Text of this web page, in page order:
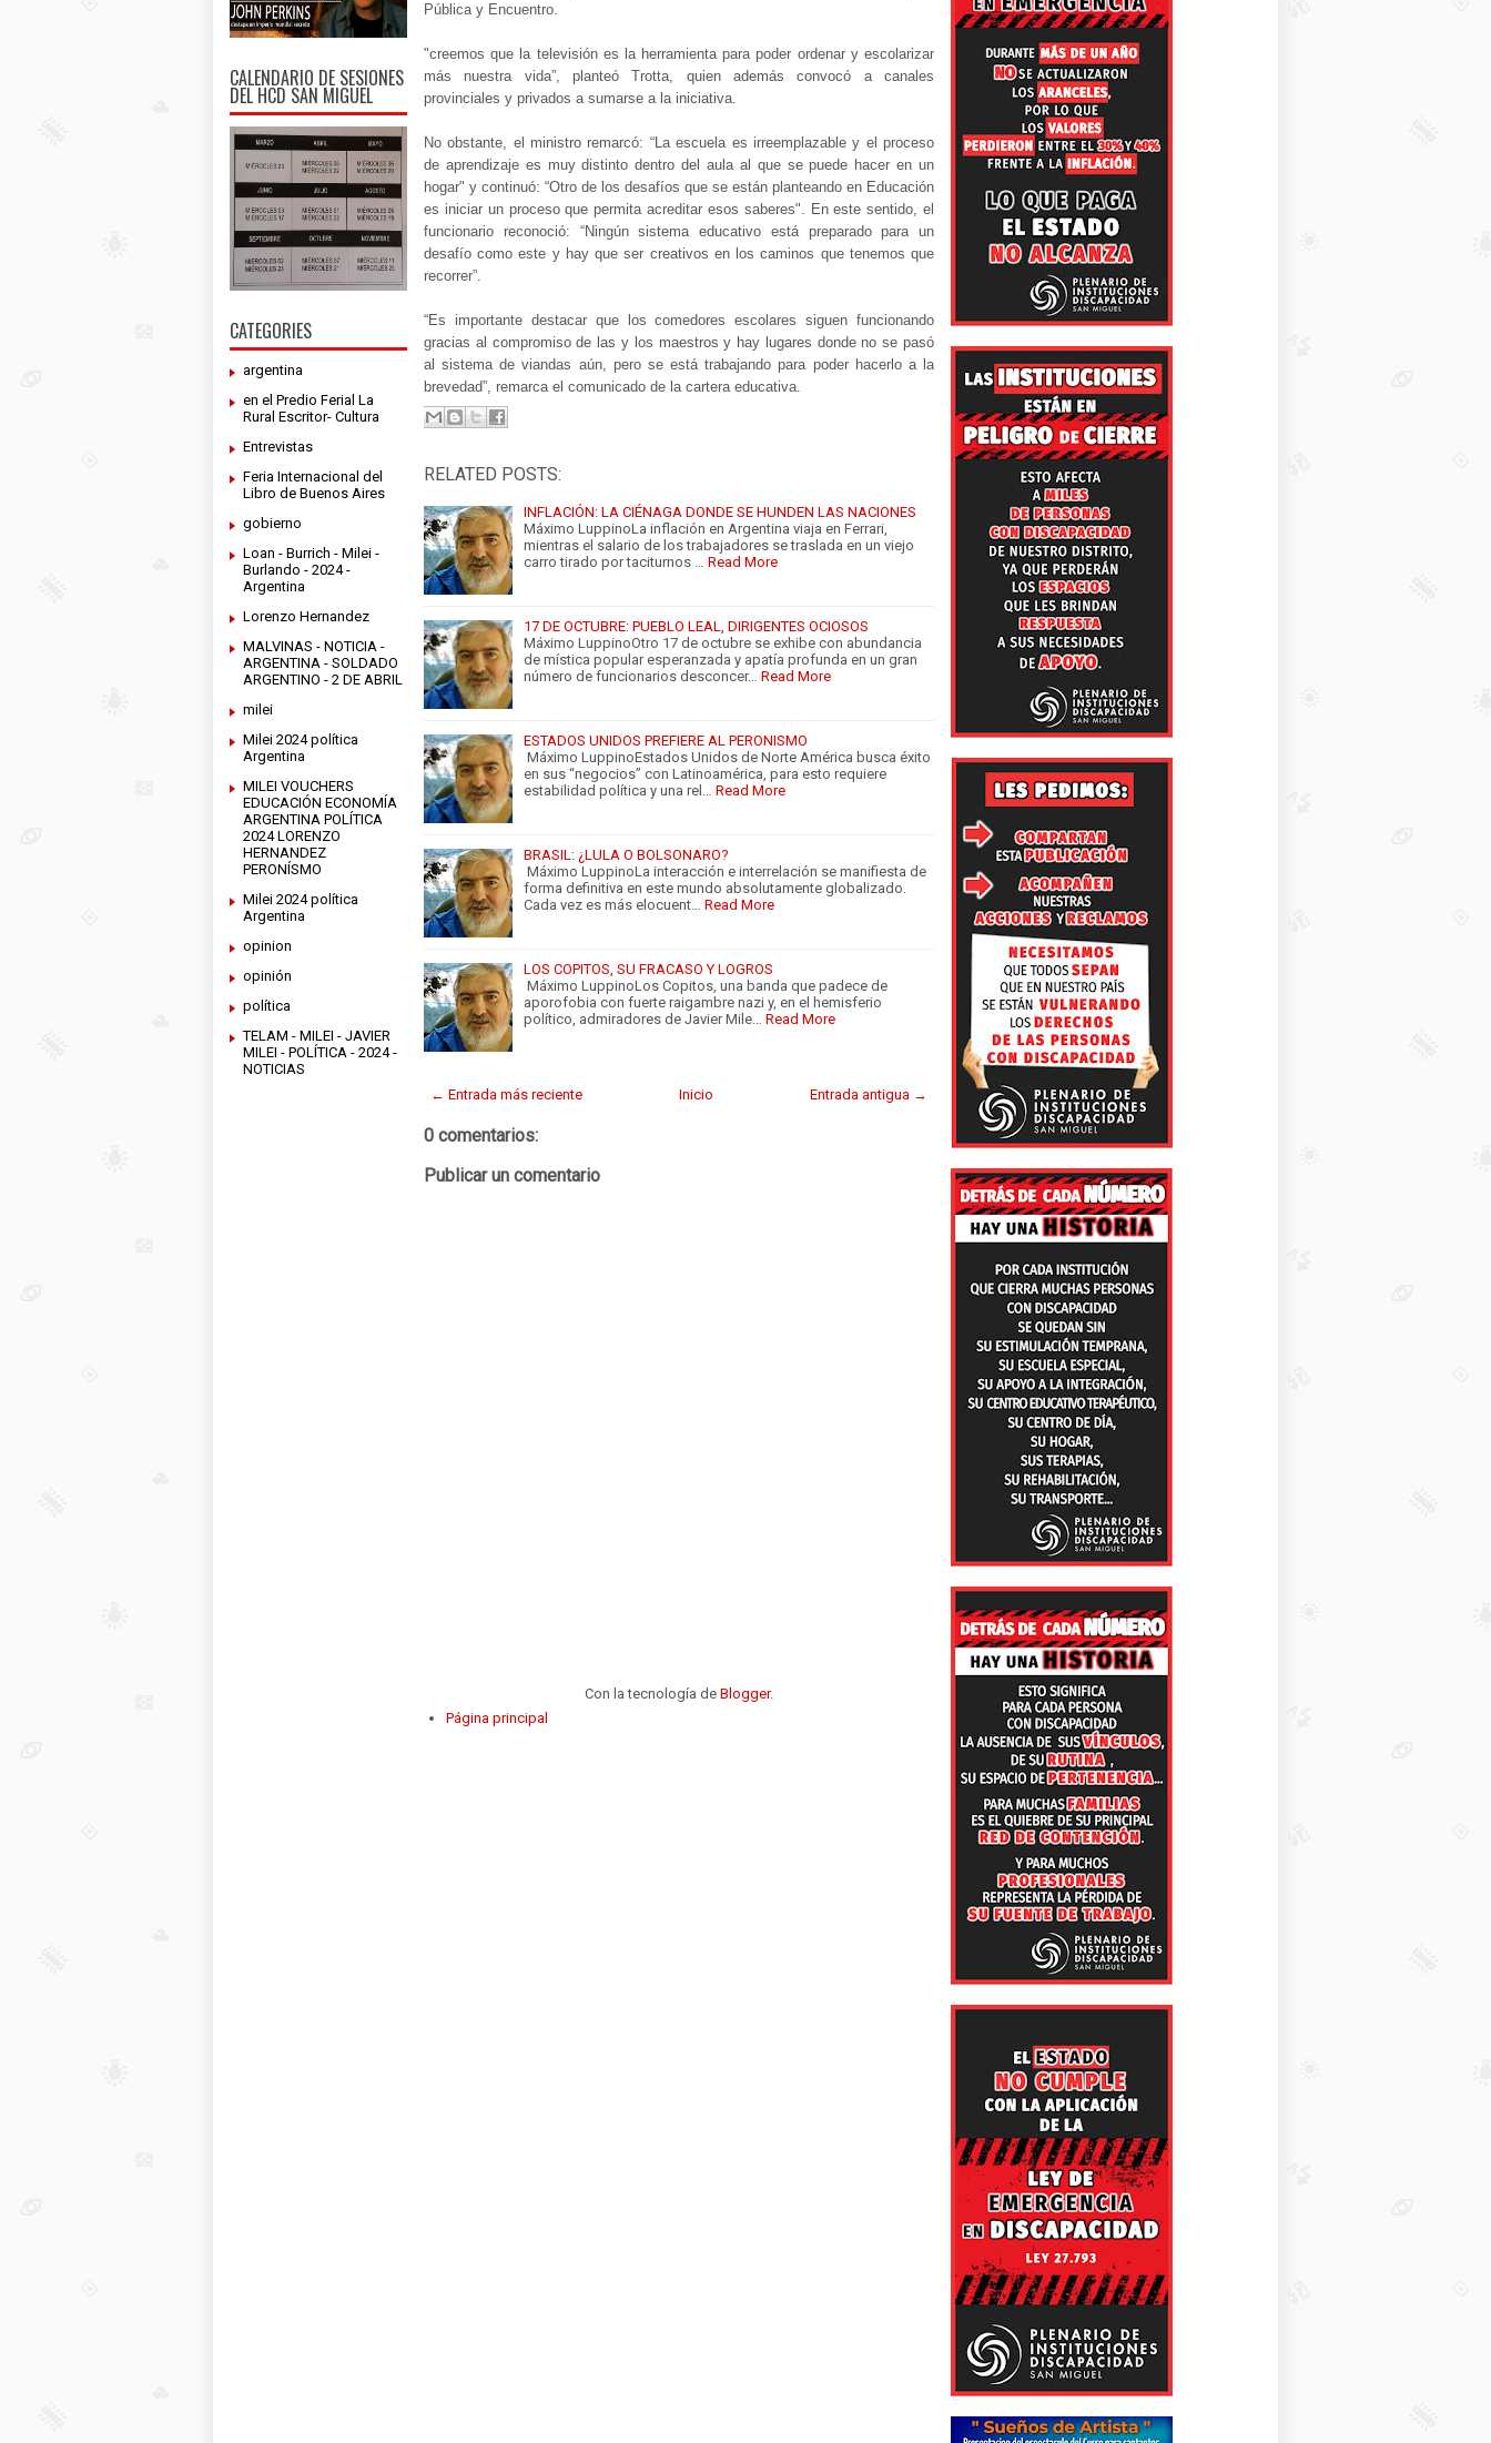
CALENDARIO DE SESIONES
DEL HCD SAN MIGUEL
CATEGORIES
argentina
en el Predio Ferial La
Rural Escritor- Cultura
Entrevistas
Feria Internacional del
Libro de Buenos Aires
gobierno
Loan - Burrich - Milei -
Burlando - 2024 -
Argentina
Lorenzo Hernandez
MALVINAS - NOTICIA -
ARGENTINA - SOLDADO
ARGENTINO - 2 DE ABRIL
milei
Milei 2024 política
Argentina
MILEI VOUCHERS
EDUCACIÓN ECONOMÍA
ARGENTINA POLÍTICA
2024 LORENZO
HERNANDEZ
PERONÍSMO
Milei 2024 política
Argentina
opinion
opinión
política
TELAM - MILEI - JAVIER
MILEI - POLÍTICA - 2024 -
NOTICIAS
Pública y Encuentro.
"creemos que la televisión es la herramienta para poder ordenar y escolarizar
más nuestra vida”, planteó Trotta, quien además convocó a canales
provinciales y privados a sumarse a la iniciativa.
No obstante, el ministro remarcó: “La escuela es irreemplazable y el proceso
de aprendizaje es muy distinto dentro del aula al que se puede hacer en un
hogar" y continuó: “Otro de los desafíos que se están planteando en Educación
es iniciar un proceso que permita acreditar esos saberes". En este sentido, el
funcionario reconoció: “Ningún sistema educativo está preparado para un
desafío como este y hay que ser creativos en los caminos que tenemos que
recorrer”.
“Es importante destacar que los comedores escolares siguen funcionando
gracias al compromiso de las y los maestros y hay lugares donde no se pasó
al sistema de viandas aún, pero se está trabajando para poder hacerlo a la
brevedad”, remarca el comunicado de la cartera educativa.
RELATED POSTS:
INFLACIÓN: LA CIÉNAGA DONDE SE HUNDEN LAS NACIONES
Máximo LuppinoLa inflación en Argentina viaja en Ferrari,
mientras el salario de los trabajadores se traslada en un viejo
carro tirado por taciturnos …
Read More
17 DE OCTUBRE: PUEBLO LEAL, DIRIGENTES OCIOSOS
Máximo LuppinoOtro 17 de octubre se exhibe con abundancia
de mística popular esperanzada y apatía profunda en un gran
número de funcionarios desconcer…
Read More
ESTADOS UNIDOS PREFIERE AL PERONISMO
Máximo LuppinoEstados Unidos de Norte América busca éxito
en sus “negocios” con Latinoamérica, para esto requiere
estabilidad política y una rel…
Read More
BRASIL: ¿LULA O BOLSONARO?
Máximo LuppinoLa interacción e interrelación se manifiesta de
forma definitiva en este mundo absolutamente globalizado.
Cada vez es más elocuent…
Read More
LOS COPITOS, SU FRACASO Y LOGROS
Máximo LuppinoLos Copitos, una banda que padece de
aporofobia con fuerte raigambre nazi y, en el hemisferio
político, admiradores de Javier Mile…
Read More
← Entrada más reciente Entrada antigua →
Inicio
0 comentarios:
Publicar un comentario
Con la tecnología de Blogger.
Página principal